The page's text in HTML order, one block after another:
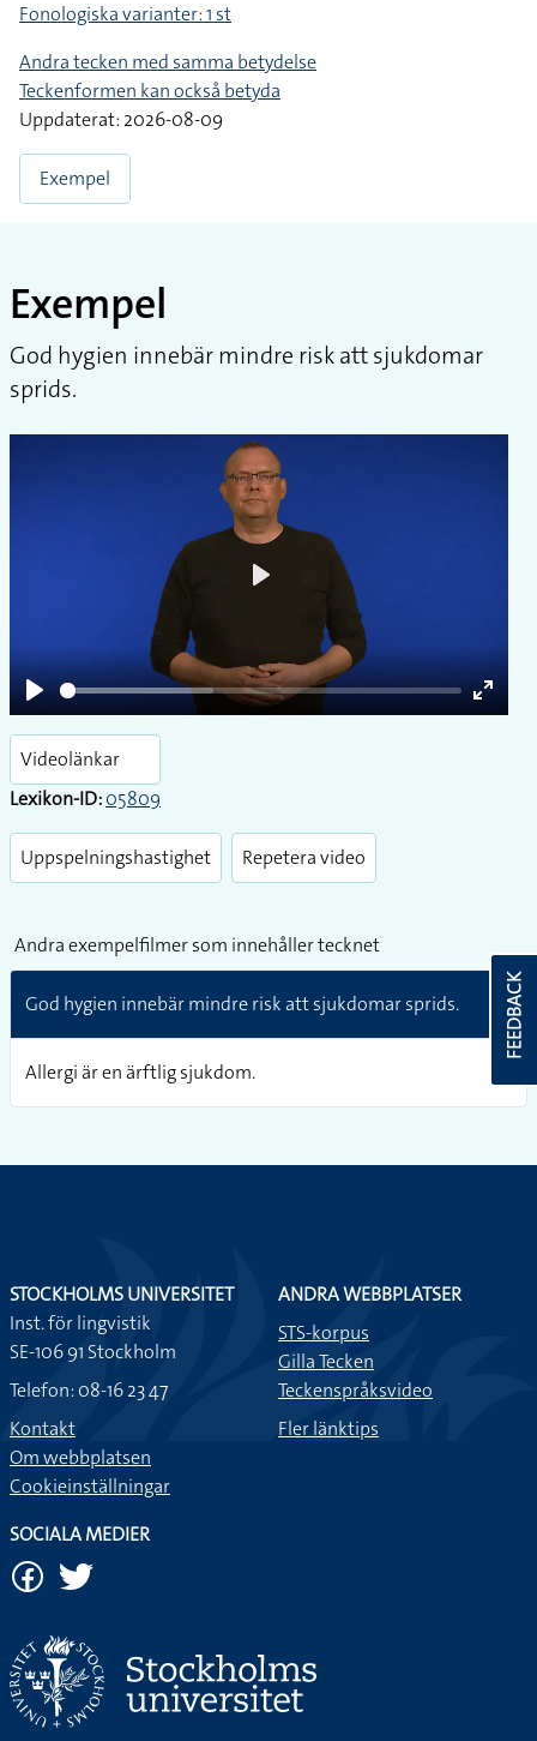
Fonologiska varianter: 1 st
Andra tecken med samma betydelse
Teckenformen kan också betyda
Uppdaterat: 2026-08-09
Exempel
Exempel
God hygien innebär mindre risk att sjukdomar
sprids.
Play
Enter
Videolänkar
Lexikon-ID:05809
Uppspelningshastighet Repetera video
Andra exempelfilmer som innehåller tecknet
God hygien innebär mindre risk att sjukdomar sprids.
Allergi är en ärftlig sjukdom.
FEEDBACK
STOCKHOLMS UNIVERSITET
Inst. för lingvistik
SE-106 91 Stockholm
Telefon: 08-16 23 47
Kontakt
Om webbplatsen
Cookieinställningar
ANDRA WEBBPLATSER
STS-korpus
Gilla Tecken
Teckenspråksvideo
Fler länktips
SOCIALA MEDIER